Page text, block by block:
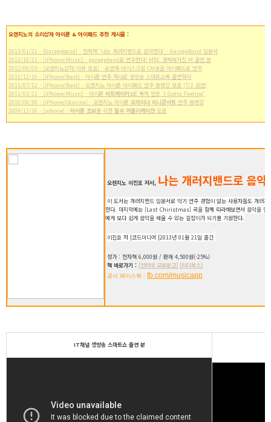
오렌지노의 소리상자 아이폰 & 아이패드 추천 게시물 :
2013/01/21 - [Garageband] - 전자책 '나는 개러지밴드로 음악한다' - GarageBand 입문서
2012/10/21 - [iPhone/Music] - garageband로 연주한다! MBC 경제매거진 M 출연 분
2012/08/05 - [오렌지노상자/리뷰 모음] - 손연재 아이스크림 CM송을 아이패드로 연주
2011/12/16 - [iPhone/Best] - 아이폰 연주 하나로 생방송 스마트쇼에 출연하다
2011/07/12 - [iPhone/Best] - 오렌지노 아이폰 아이패드 연주 동영상 모음 (7/2 공연)
2011/03/21 - [iPhone/Music] - 아이폰 비트메이커2로 뚝딱 만든 'I Gotta Feeling'
2010/08/30 - [iPhone/Ocarina] - 오렌지노 아이폰 오카리나 미니콘서트 연주 동영상
2009/11/30 - [iphone] - 아이폰 초보를 위한 필수 어플리케이션 모음
오렌지노 이진호 저서, 나는 개러지밴드로 음악
이 도서는 개러지밴드 입문서로 악기 연주 경험이 없는 사용자들도 개러
한다. 마지막에는 [Last Chiristmas] 곡을 함께 따라해보면서 음악을 만
에게 보다 쉽게 음악을 배울 수 있는 길잡이가 되기를 기원한다.
이진호 저 |코드미디어 |2013년 01월 21일 출간
정가 : 전자책 6,000원 / 판매 4,500원(-25%)
책 바로가기 : [인터넷 교보문고] [리디북스]
공식 페이스북 : fb.com/musicapp
IT채널 생방송 스마트쇼 출연 분